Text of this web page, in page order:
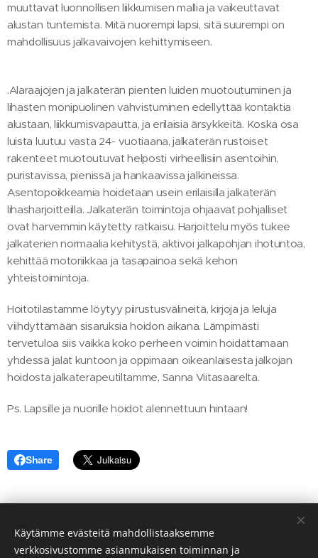
muuttavat luonnollisen liikkumisen mallia ja vaikeuttavat
alustan tuntemista. Mitä nuorempi lapsi, sitä suurempi on
mahdollisuus jalkavaivojen kehittymiseen.
.Alaraajojen ja jalkaterän pienten luiden muotoutuminen ja
lihasten monipuolinen vahvistuminen edellyttää kontaktia
alustaan, liikkumisvapautta, ja erilaisia ärsykkeitä. Koska osa
luista luutuu vasta 24- vuotiaana, jalkaterän rustoiset
rakenteet muotoutuvat helposti virheellisiin asentoihin,
puristavissa, pienissä ja hankaavissa jalkineissa.
Asentopoikkeamia hoidetaan usein erilaisilla jalkaterän
lihasharjoitteilla. Jalkaterän toimintoja ohjaavat pohjalliset
ovat harvemmin käytetty ratkaisu. Harjoittelu myös tukee
jalkaterien normaalia kehitystä, aktivoi jalkapohjan ihotuntoa,
kehittää motoriikkaa ja tasapainoa sekä kehon
yhteistoimintoja.
Hoitotilastamme löytyy piirustusvälineitä, kirjoja ja leluja
viihdyttämään sisaruksia hoidon aikana. Lämpimästi
tervetuloa siis vaikka koko perheen voimin hoidattamaan
yhdessä jalat kuntoon ja oppimaan oikeanlaisesta jalkojan
hoidosta jalkaterapeutiltamme, Sanna Viitasaarelta.
Ps. Lapsille ja nuorille hoidot alennettuun hintaan!
Share
© 2025 Haagan Hieronta, Tinatie 5, 00440 Helsinki
Käytämme evästeitä mahdollistaaksemme
verkkosivustomme asianmukaisen toiminnan ja